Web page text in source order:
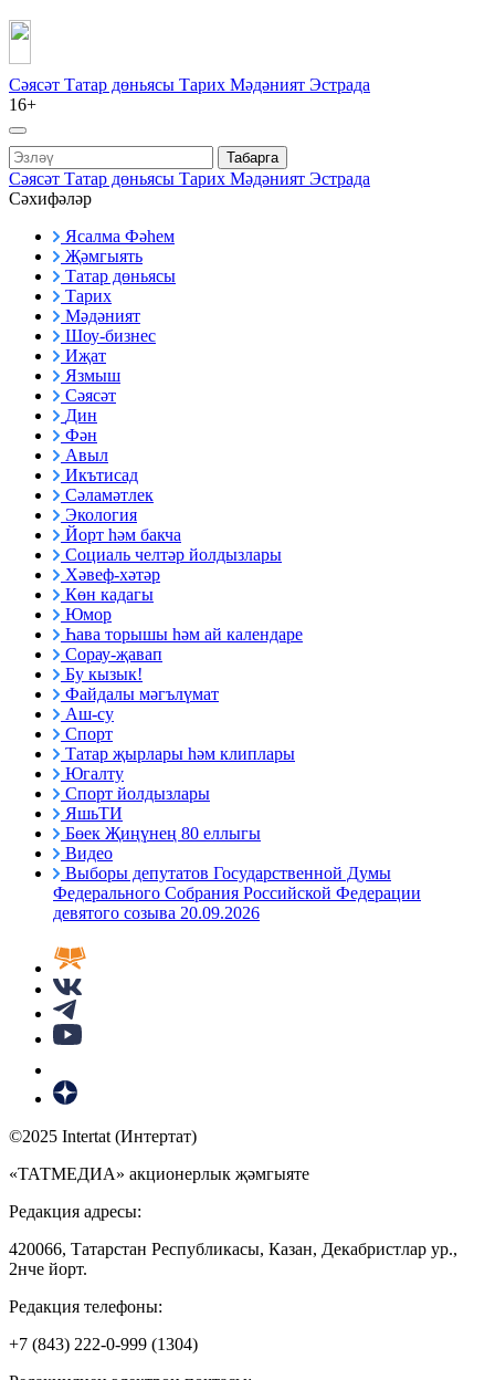
Сәясәт Татар дөньясы Тарих Мәдәният Эстрада
16+
Табарга
Сәясәт Татар дөньясы Тарих Мәдәният Эстрада
Сәхифәләр
Ясалма Фәһем
Җәмгыять
Татар дөньясы
Тарих
Мәдәният
Шоу-бизнес
Иҗат
Язмыш
Сәясәт
Дин
Фән
Авыл
Икътисад
Сәламәтлек
Экология
Йорт һәм бакча
Социаль челтәр йолдызлары
Хәвеф-хәтәр
Көн кадагы
Юмор
Һава торышы һәм ай календаре
Сорау-җавап
Бу кызык!
Файдалы мәгълүмат
Аш-су
Спорт
Татар җырлары һәм клиплары
Югалту
Спорт йолдызлары
ЯшьТИ
Бөек Җиңүнең 80 еллыгы
Видео
Выборы депутатов Государственной Думы
Федерального Собрания Российской Федерации
девятого созыва 20.09.2026
©2025 Intertat (Интертат)
«ТАТМЕДИА» акционерлык җәмгыяте
Редакция адресы:
420066, Татарстан Республикасы, Казан, Декабристлар ур.,
2нче йорт.
Редакция телефоны:
+7 (843) 222-0-999 (1304)